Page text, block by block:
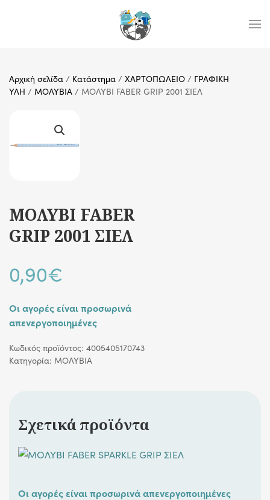
Αρχική σελίδα / Κατάστημα / ΧΑΡΤΟΠΩΛΕΙΟ / ΓΡΑΦΙΚΗ
ΥΛΗ / ΜΟΛΥΒΙΑ / ΜΟΛΥΒΙ FABER GRIP 2001 ΣΙΕΛ
ΜΟΛΥΒΙ FABER
GRIP 2001 ΣΙΕΛ
0,90€
Οι αγορές είναι προσωρινά
απενεργοποιημένες
Κωδικός προϊόντος: 4005405170743
Κατηγορία: ΜΟΛΥΒΙΑ
Σχετικά προϊόντα
Οι αγορές είναι προσωρινά απενεργοποιημένες